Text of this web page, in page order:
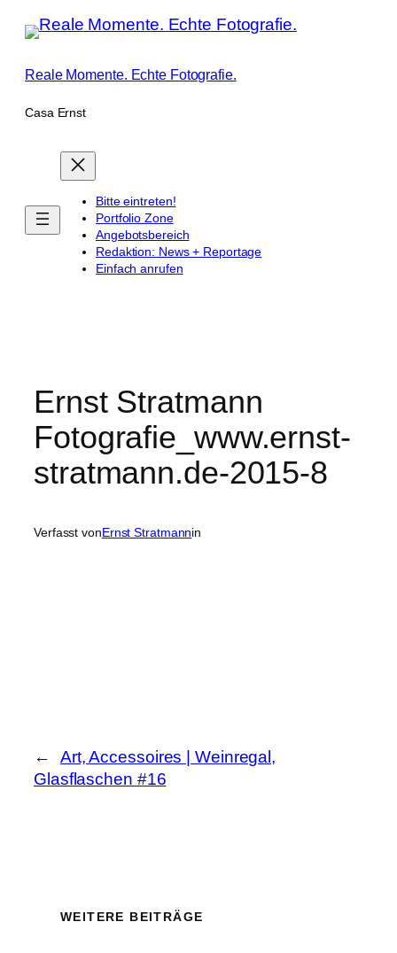
Zum
Inhalt
Reale Momente. Echte Fotografie.
Casa Ernst
Bitte eintreten!
Portfolio Zone
Angebotsbereich
Redaktion: News + Reportage
Einfach anrufen
Ernst Stratmann
Fotografie_www.ernst-
stratmann.de-2015-8
Verfasst vonErnst Stratmannin
←
Art, Accessoires | Weinregal,
Glasflaschen #16
WEITERE BEITRÄGE